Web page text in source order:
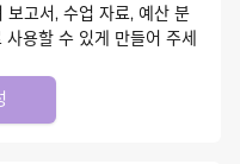
보고서, 수업 자료, 예산 분
용할 수 있게 만들어 주세